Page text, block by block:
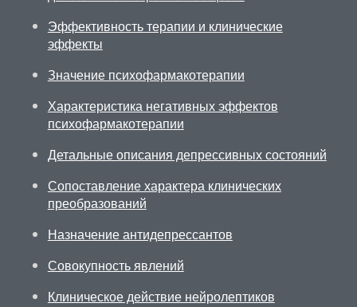
Эффективность терапии и клинические
эффекты
Значение психофармакотерапии
Характеристика негативных эффектов
психофармакотерапии
Детальные описания депрессивных состояний
Сопоставление характера клинических
преобразований
Назначение антидепрессантов
Совокупность явлений
Клиническое действие нейролептиков